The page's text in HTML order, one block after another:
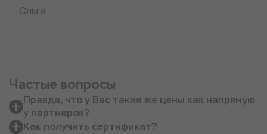
Ольга
Частые вопросы
Правда, что у Вас такие же цены как напрямую
у партнеров?
Как получить сертификат?